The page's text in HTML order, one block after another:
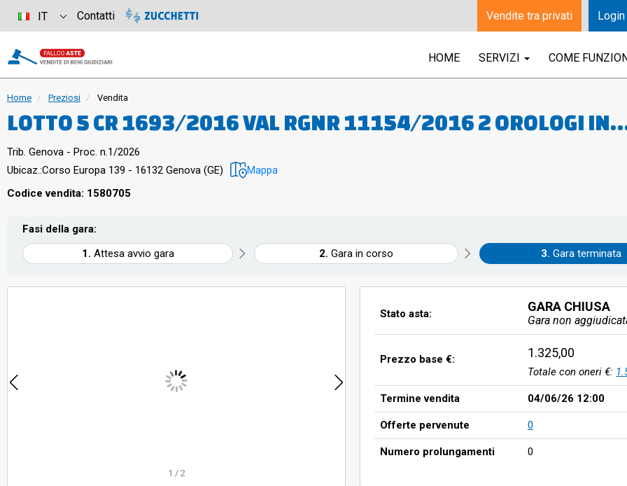
HOME SERVIZI COME
Home Preziosi Vendita
LOTTO 5 CR 1693/2016 VAL RGNR 11154/2016 2 OROLOGI IN
ACCIAIO 5 BRACCIALI 4 COLLANE 5 ORECCHINI 1 ANELLO 2
CIONDOLO 1 PERLA
Trib. Genova - Proc. n.1/2026
Ubicaz.:Corso Europa 139 - 16132 Genova (GE) Mappa
Codice vendita: 1580705
Fasi della gara:
Attesa avvio gara
Gara in corso Gara terminata
1 / 2
Stato asta: GARA CHIUSA
Gara non
Prezzo base €: 1.325,00
Totale con oneri €:
Termine vendita 04/06/26 12:00
Offerte pervenute 0
Numero prolungamenti 0
IT Contatti Vendite tra privati